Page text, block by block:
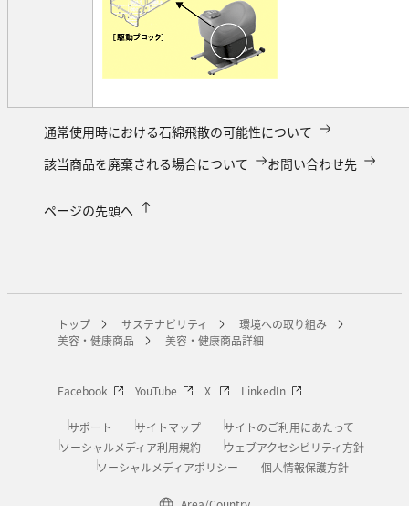
通常使用時における石綿飛散の可能性について
該当商品を廃棄される場合について
お問い合わせ先
ページの先頭へ
トップ サステナビリティ
環境への取り組み
美容・健康商品
美容・健康商品詳細
Facebook YouTube X LinkedIn
サポート サイトマップ
サイトのご利用にあたって
ソーシャルメディア利用規約
ウェブアクセシビリティ方針
ソーシャルメディアポリシー
個人情報保護方針